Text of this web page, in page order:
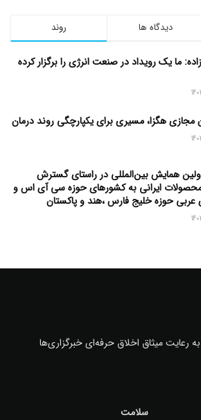
روند دیدگاه ها
ما یک رویداد در صنعت انرژی را برگزار کرده
مجازی هگزا، مسیری برای یکپارچگی روند درمان
همایش بین‌المللی در راستای گسترش
ایرانی به کشورهای حوزه سی آی اس و
عربی حوزه خلیج فارس ،هند و پاکستان
رعایت میثاق اخلاق حرفه‌ای خبرگزاری‌ها
سلامت